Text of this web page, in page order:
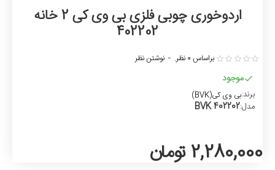
اردوخوری چوبی فلزی بی وی کی 2 خانه
402202
موجود
برند:بی وی کی(BVK)
مدل:402202 BVK
براساس 0 نظر. - نوشتن نظر
2,280,000 تومان